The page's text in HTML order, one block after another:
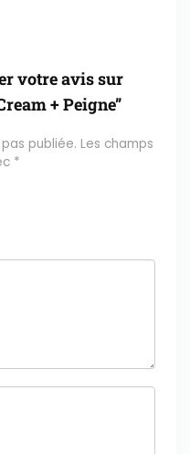
votre avis sur
+ Peigne”
publiée. Les champs
*